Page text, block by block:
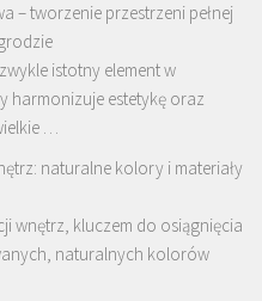
– tworzenie przestrzeni pełnej
istotny element w
harmonizuje estetykę oraz
…
naturalne kolory i materiały
wnętrz, kluczem do osiągnięcia
naturalnych kolorów